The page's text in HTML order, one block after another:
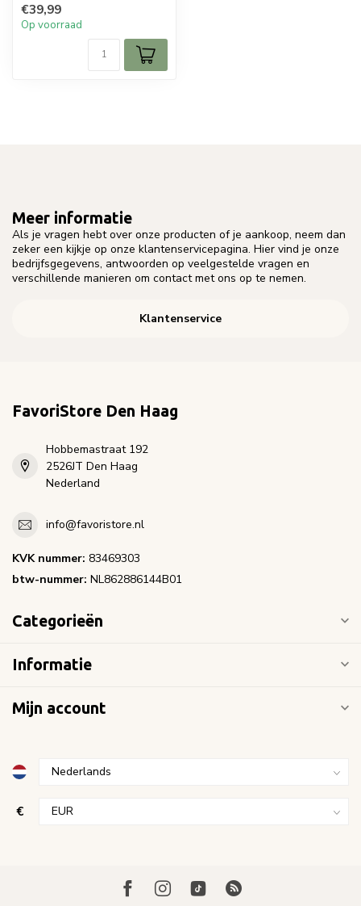
voor...
€39,99
Op voorraad
Meer informatie
Als je vragen hebt over onze producten of je aankoop, neem dan
zeker een kijkje op onze klantenservicepagina. Hier vind je onze
bedrijfsgegevens, antwoorden op veelgestelde vragen en
verschillende manieren om contact met ons op te nemen.
Klantenservice
FavoriStore Den Haag
Hobbemastraat 192
2526JT Den Haag
Nederland
info@favoristore.nl
KVK nummer: 83469303
btw-nummer: NL862886144B01
Categorieën
Informatie
Mijn account
€